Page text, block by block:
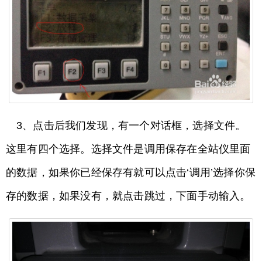
3、点击后我们发现，有一个对话框，选择文件。
这里有四个选择。选择文件是调用保存在全站仪里面
的数据，如果你已经保存有就可以点击‘调用’选择你保
存的数据，如果没有，就点击跳过，下面手动输入。